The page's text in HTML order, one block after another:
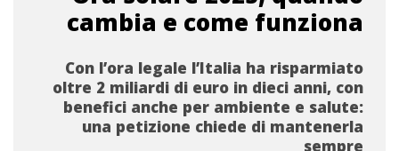
cambia e come funziona
Con l’ora legale l’Italia ha risparmiato
oltre 2 miliardi di euro in dieci anni, con
benefici anche per ambiente e salute:
una petizione chiede di mantenerla
sempre